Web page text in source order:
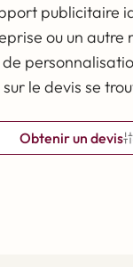
de 1500 à
le
de vie. En
contre les
sa
publicitaire
ou un autre
le devis se
Obtenir un devis